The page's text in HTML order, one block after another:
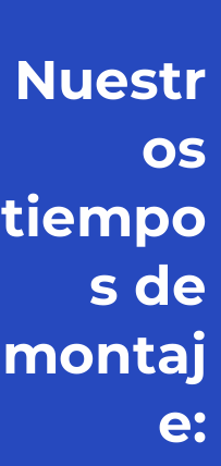
Nuestr
os
tiempo
s de
montaj
e: